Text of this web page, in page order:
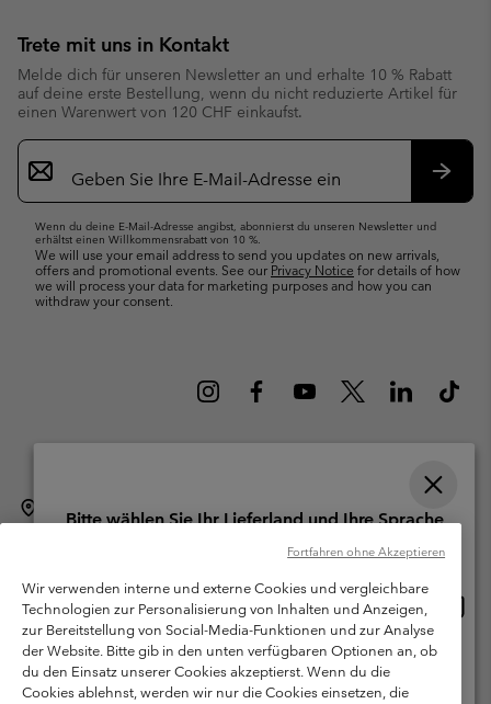
Trete mit uns in Kontakt
Melde dich für unseren Newsletter an und erhalte 10 % Rabatt
auf deine erste Bestellung, wenn du nicht reduzierte Artikel für
einen Warenwert von 120 CHF einkaufst.
Newsletter-
Anmeldung
Wenn du deine E-Mail-Adresse angibst, abonnierst du unseren Newsletter und
erhältst einen Willkommensrabatt von 10 %.
We will use your email address to send you updates on new arrivals,
offers and promotional events. See our Privacy Notice for details of how
we will process your data for marketing purposes and how you can
withdraw your consent.
Columbia Sportswear Company. Avenue des Morgines, 12 1213
Petit-Lancy Switzerland. Alle Rechte vorbehalten.
Nutzungsbedingungen
Allgemeine Verkaufsbedingungen
Garantie
Datenschutzerklärung
Bestimmungen und Bedingungen des Mitglieder Programms
Nutzungsbedingungen Für Nutzergenerierte Inhalte
Impressum
Wir verwenden interne und externe Cookies und vergleichbare
Technologien zur Personalisierung von Inhalten und Anzeigen,
zur Bereitstellung von Social-Media-Funktionen und zur Analyse
der Website. Bitte gib in den unten verfügbaren Optionen an, ob
du den Einsatz unserer Cookies akzeptierst. Wenn du die
Cookies ablehnst, werden wir nur die Cookies einsetzen, die
Fortfahren ohne Akzeptieren
Bitte wählen Sie Ihr Lieferland und Ihre Sprache
Online-Einkauf verfügbar
United States
Switzerland-English